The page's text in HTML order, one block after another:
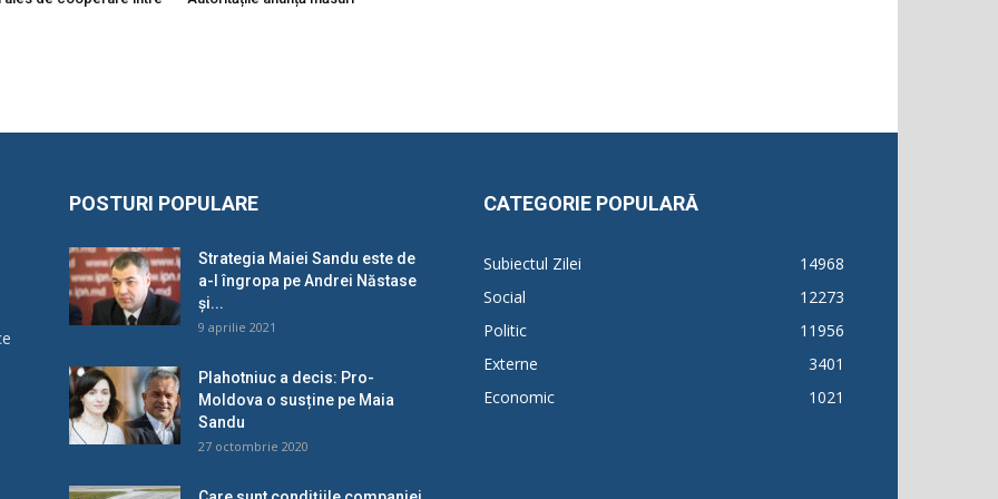
POSTURI POPULARE
Strategia Maiei Sandu este de
a-l îngropa pe Andrei Năstase
și...
9 aprilie 2021
Plahotniuc a decis: Pro-
Moldova o susține pe Maia
Sandu
27 octombrie 2020
CATEGORIE POPULARĂ
Subiectul Zilei
14968
Social
12273
Politic
11956
Externe
3401
Economic
1021